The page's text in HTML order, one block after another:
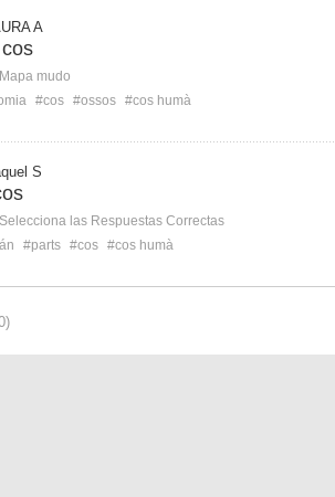
A
Mapa mudo
#cos #ossos #cos humà
S
Selecciona las Respuestas Correctas
#parts #cos #cos humà